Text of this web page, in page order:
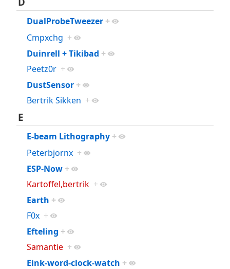
DualProbeTweezer +
Cmpxchg +
Duinrell + Tikibad +
Peetz0r +
DustSensor +
Bertrik Sikken +
E
E-beam Lithography +
Peterbjornx +
ESP-Now +
Kartoffel,bertrik +
Earth +
F0x +
Efteling +
Samantie +
Eink-word-clock-watch +